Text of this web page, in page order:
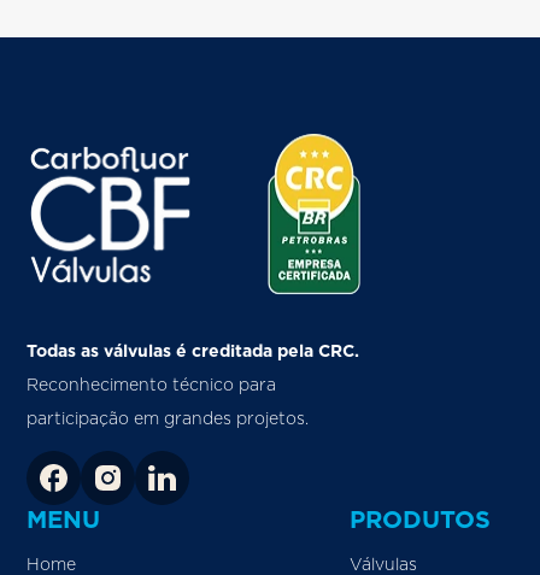
Todas as válvulas é creditada pela CRC.
Reconhecimento técnico para
participação em grandes projetos.
MENU
Home
PRODUTOS
Válvulas